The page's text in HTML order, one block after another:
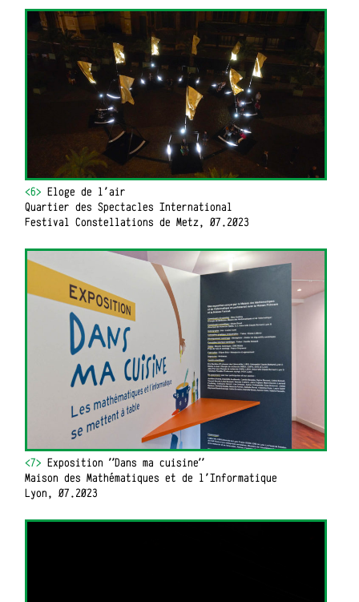
<6>Eloge de l'air
Quartier des Spectacles International
Festival Constellations de Metz, 07.2023
<7>Exposition "Dans ma cuisine"
Maison des Mathématiques et de l'Informatique
Lyon, 07.2023